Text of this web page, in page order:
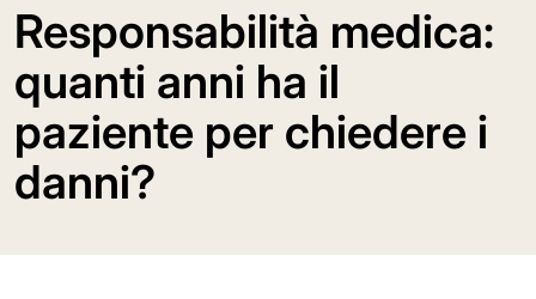
Responsabilità medica:
quanti anni ha il
paziente per chiedere i
danni?